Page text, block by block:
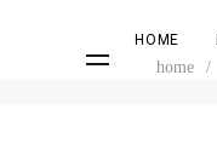
HOME
home /